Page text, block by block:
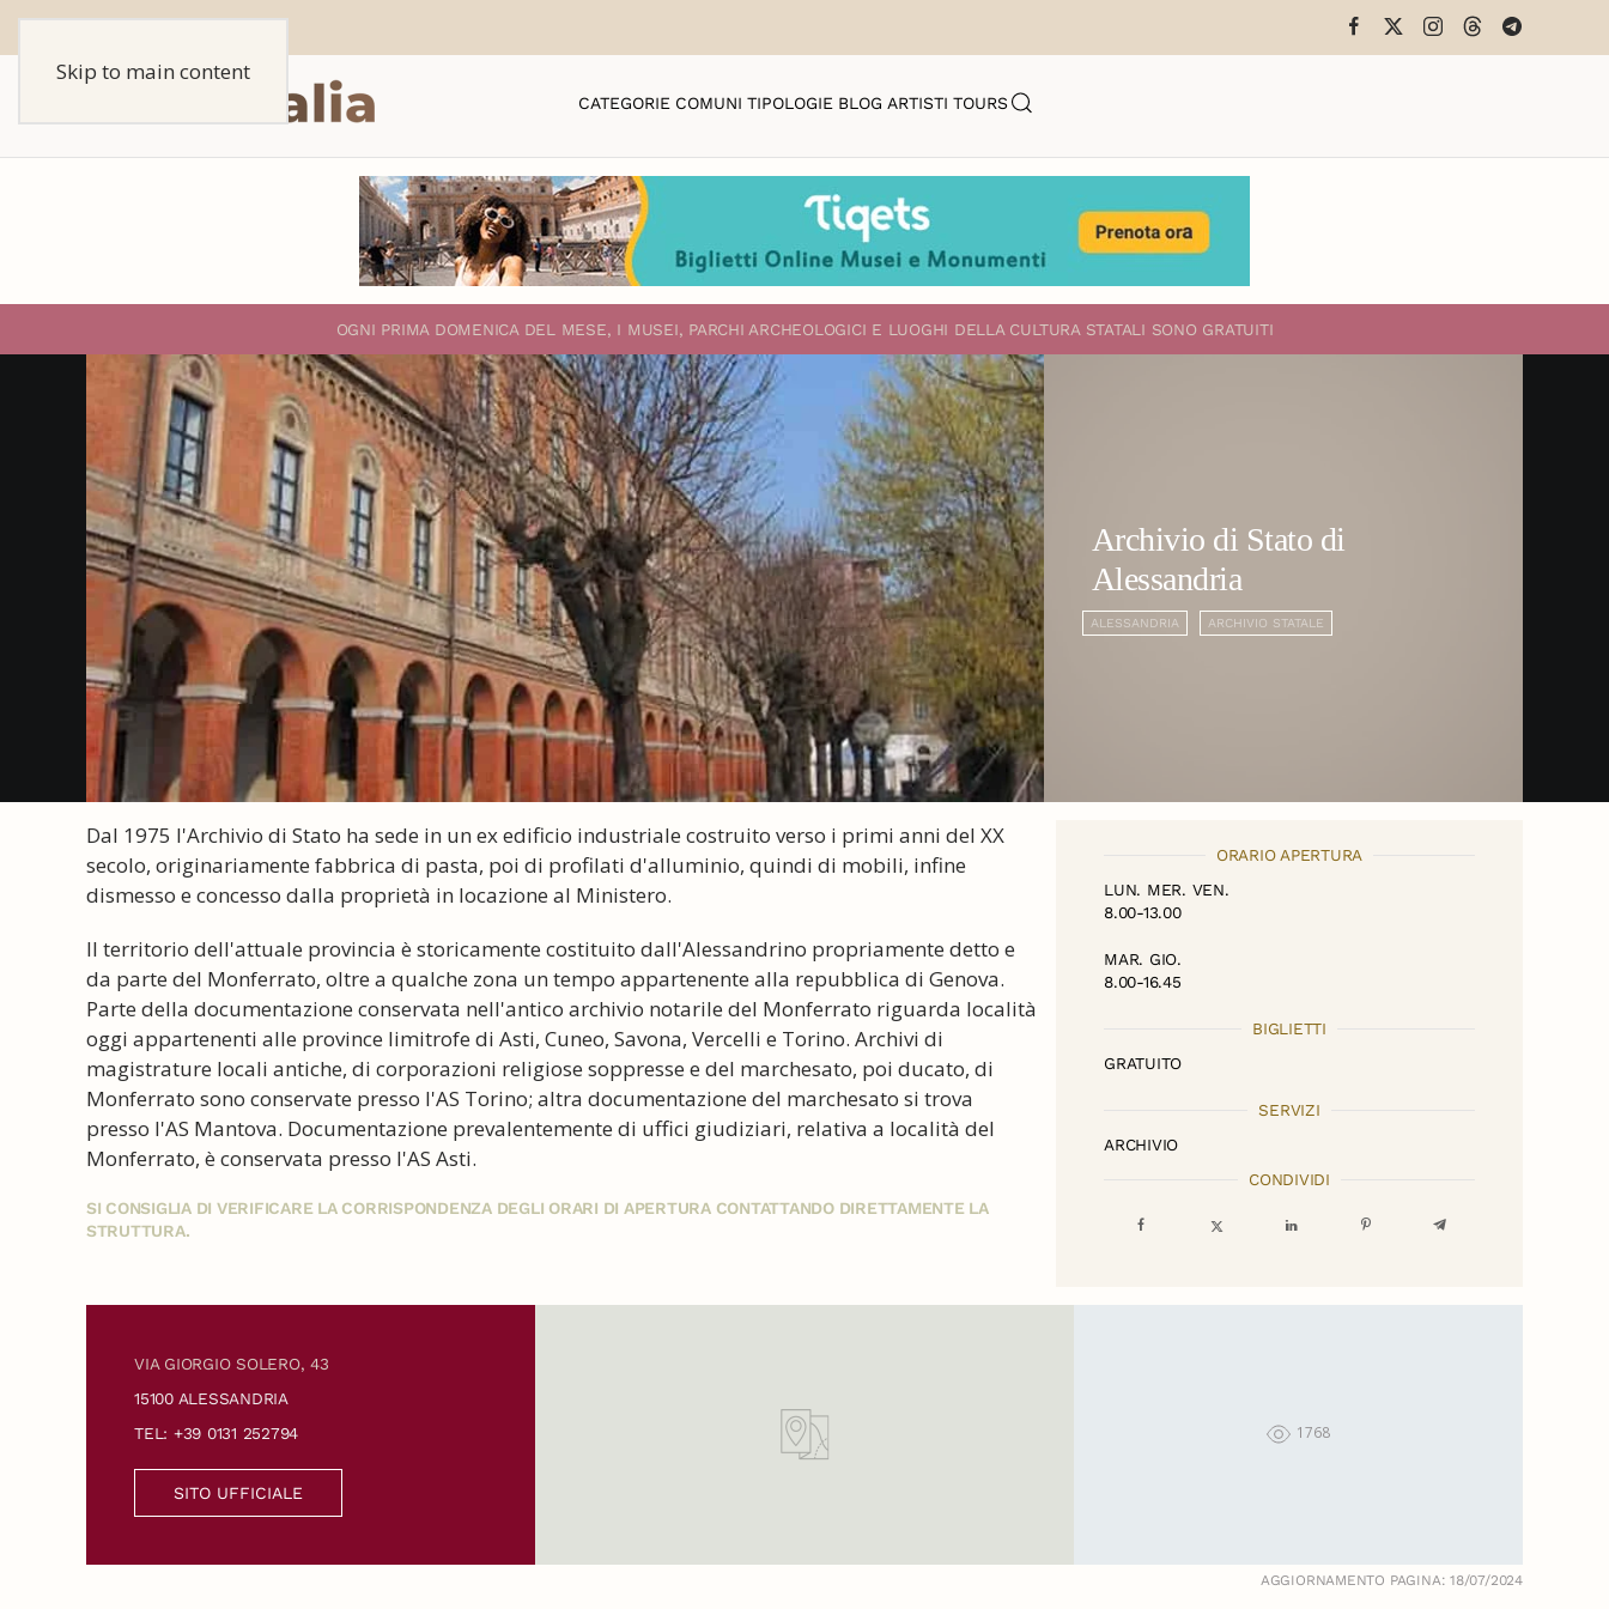
Skip to main content
CATEGORIE COMUNI TIPOLOGIE BLOG ARTISTI TOURS
OGNI PRIMA DOMENICA DEL MESE, I MUSEI, PARCHI ARCHEOLOGICI E LUOGHI DELLA CULTURA STATALI SONO GRATUITI
Archivio di Stato di
Alessandria
ALESSANDRIA ARCHIVIO STATALE
Dal 1975 l'Archivio di Stato ha sede in un ex edificio industriale costruito verso i primi anni del XX
secolo, originariamente fabbrica di pasta, poi di profilati d'alluminio, quindi di mobili, infine
dismesso e concesso dalla proprietà in locazione al Ministero.
Il territorio dell'attuale provincia è storicamente costituito dall'Alessandrino propriamente detto e
da parte del Monferrato, oltre a qualche zona un tempo appartenente alla repubblica di Genova.
Parte della documentazione conservata nell'antico archivio notarile del Monferrato riguarda località
oggi appartenenti alle province limitrofe di Asti, Cuneo, Savona, Vercelli e Torino. Archivi di
magistrature locali antiche, di corporazioni religiose soppresse e del marchesato, poi ducato, di
Monferrato sono conservate presso l'AS Torino; altra documentazione del marchesato si trova
presso l'AS Mantova. Documentazione prevalentemente di uffici giudiziari, relativa a località del
Monferrato, è conservata presso l'AS Asti.
SI CONSIGLIA DI VERIFICARE LA CORRISPONDENZA DEGLI ORARI DI APERTURA CONTATTANDO DIRETTAMENTE LA
STRUTTURA.
ORARIO APERTURA
LUN. MER. VEN.
8.00-13.00
MAR. GIO.
8.00-16.45
BIGLIETTI
GRATUITO
SERVIZI
ARCHIVIO
CONDIVIDI
VIA GIORGIO SOLERO, 43
15100 ALESSANDRIA
TEL: +39 0131 252794
SITO UFFICIALE
1768
AGGIORNAMENTO PAGINA: 18/07/2024